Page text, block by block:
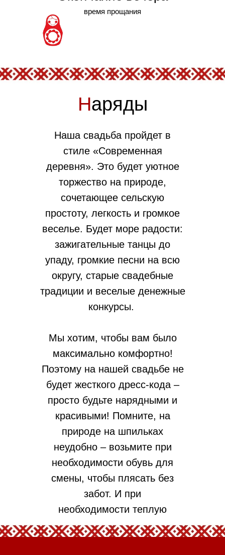
время прощания
Наряды
Наша свадьба пройдет в
стиле «Современная
деревня». Это будет уютное
торжество на природе,
сочетающее сельскую
простоту, легкость и громкое
веселье. Будет море радости:
зажигательные танцы до
упаду, громкие песни на всю
округу, старые свадебные
традиции и веселые денежные
конкурсы.
Мы хотим, чтобы вам было
максимально комфортно!
Поэтому на нашей свадьбе не
будет жесткого дресс-кода –
просто будьте нарядными и
красивыми! Помните, на
природе на шпильках
неудобно – возьмите при
необходимости обувь для
смены, чтобы плясать без
забот. И при
необходимости теплую
одежду, которая защитит вас
от прохлады вечером.